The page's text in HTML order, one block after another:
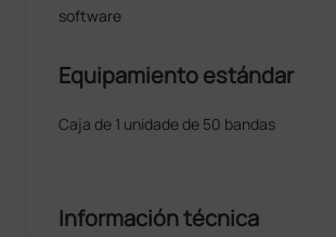
software
Equipamiento estándar
Caja de 1 unidade de 50 bandas
Información técnica